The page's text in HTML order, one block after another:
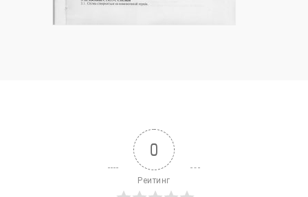
0
Реитинг